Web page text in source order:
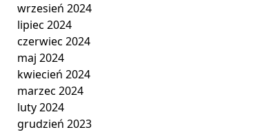
wrzesień 2024
lipiec 2024
czerwiec 2024
maj 2024
kwiecień 2024
marzec 2024
luty 2024
grudzień 2023